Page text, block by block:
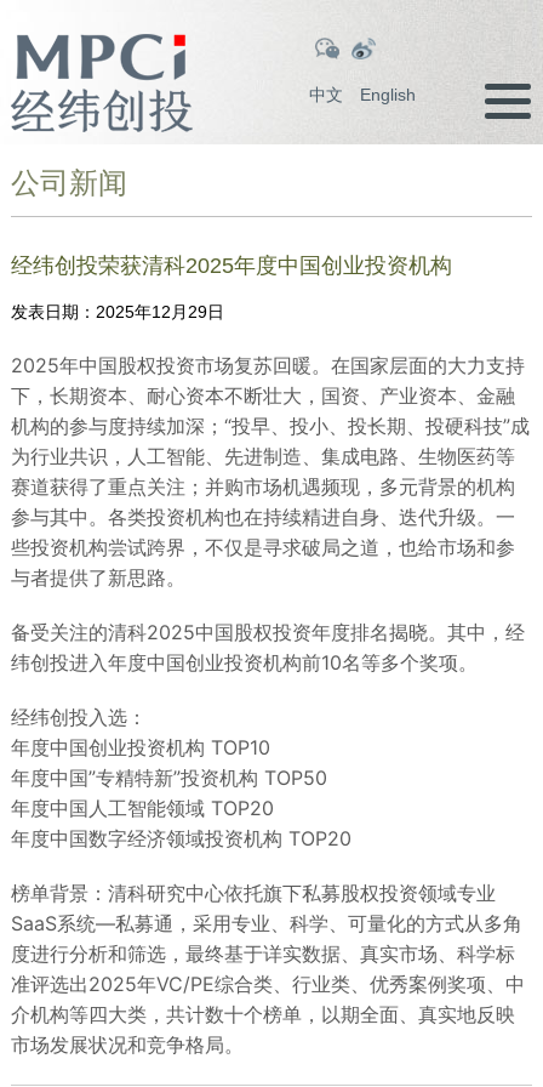
中文 English
公司新闻
经纬创投荣获清科2025年度中国创业投资机构
发表日期： 2025年12月29日
2025年中国股权投资市场复苏回暖。在国家层面的大力支持
下，长期资本、耐心资本不断壮大，国资、产业资本、金融
机构的参与度持续加深；“投早、投小、投长期、投硬科技”成
为行业共识，人工智能、先进制造、集成电路、生物医药等
赛道获得了重点关注；并购市场机遇频现，多元背景的机构
参与其中。各类投资机构也在持续精进自身、迭代升级。一
些投资机构尝试跨界，不仅是寻求破局之道，也给市场和参
与者提供了新思路。
备受关注的清科2025中国股权投资年度排名揭晓。其中，经
纬创投进入年度中国创业投资机构前10名等多个奖项。
经纬创投入选：
年度中国创业投资机构 TOP10
年度中国”专精特新”投资机构 TOP50
年度中国人工智能领域 TOP20
年度中国数字经济领域投资机构 TOP20
榜单背景：清科研究中心依托旗下私募股权投资领域专业
SaaS系统—私募通，采用专业、科学、可量化的方式从多角
度进行分析和筛选，最终基于详实数据、真实市场、科学标
准评选出2025年VC/PE综合类、行业类、优秀案例奖项、中
介机构等四大类，共计数十个榜单，以期全面、真实地反映
市场发展状况和竞争格局。